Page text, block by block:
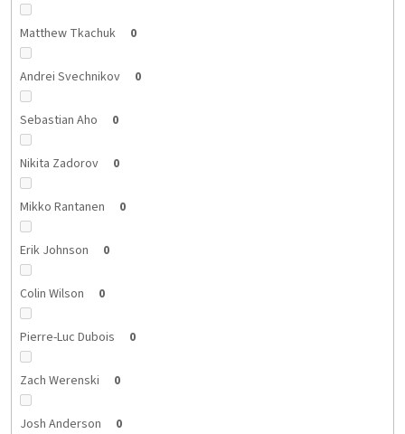
Matthew Tkachuk 0
Andrei Svechnikov 0
Sebastian Aho 0
Nikita Zadorov 0
Mikko Rantanen 0
Erik Johnson 0
Colin Wilson 0
Pierre-Luc Dubois 0
Zach Werenski 0
Josh Anderson 0